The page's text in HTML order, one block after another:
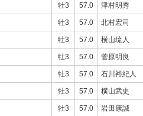
牡3 57.0 津村明秀
牡3 57.0 北村宏司
牡3 57.0 横山琉人
牡3 57.0 菅原明良
牡3 57.0 石川裕紀人
牡3 57.0 横山武史
牡3 57.0 岩田康誠